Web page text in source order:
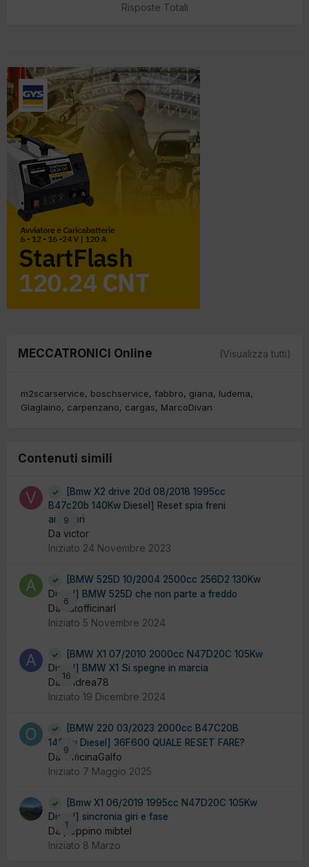
Risposte Totali
MECCATRONICI Online (Visualizza tutti)
m2scarservice boschservice fabbro giana
ludema
Glaglaino
carpenzano cargas MarcoDivan
Contenuti simili
9
[Bmw X2 drive 20d 08/2018 1995cc
B47c20b 140Kw Diesel] Reset spia freni
anteriori
Da victor
Iniziato 24 Novembre 2023
6
[BMW 525D 10/2004 2500cc 256D2 130Kw
Diesel] BMW 525D che non parte a freddo
Da autofficinarl
Iniziato 5 Novembre 2024
16
[BMW X1 07/2010 2000cc N47D20C 105Kw
Diesel] BMW X1 Si spegne in marcia
Da Andrea78
Iniziato 19 Dicembre 2024
9
[BMW 220 03/2023 2000cc B47C20B
140Kw Diesel] 36F600 QUALE RESET FARE?
Da OfficinaGalfo
Iniziato 7 Maggio 2025
1
[Bmw X1 06/2019 1995cc N47D20C 105Kw
Diesel] sincronia giri e fase
Da peppino mibtel
Iniziato 8 Marzo